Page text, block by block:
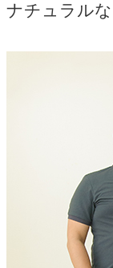
ナチュラルな